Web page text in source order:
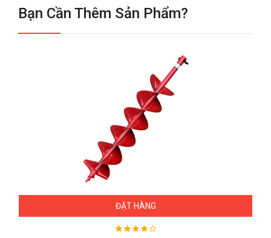
Bạn Cần Thêm Sản Phẩm?
ĐẶT HÀNG